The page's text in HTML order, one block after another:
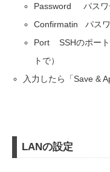
Password パスワ
Confirmatin パス
Port SSHのポー
トで）
入力したら「Save &
LANの設定